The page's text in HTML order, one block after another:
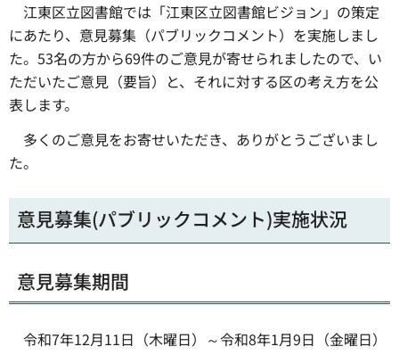
江東区立図書館では「江東区立図書館ビジョン」の策定
にあたり、意見募集（パブリックコメント）を実施しまし
た。53名の方から69件のご意見が寄せられましたので、い
ただいたご意見（要旨）と、それに対する区の考え方を公
表します。
多くのご意見をお寄せいただき、ありがとうございまし
た。
意見募集(パブリックコメント)実施状況
意見募集期間
令和7年12月11日（木曜日）～令和8年1月9日（金曜日）